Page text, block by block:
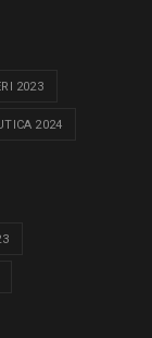
2023
2024